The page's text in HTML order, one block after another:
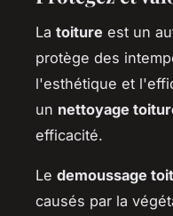
La toiture est un
protège des
l'esthétique et
un nettoyage
efficacité.
Le demoussage
causés par la